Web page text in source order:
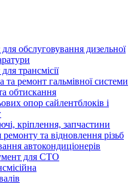
обслуговування дизельної
трансмісії
та ремонт гальмівної системи
обтискання
опор сайлентблоків і
кріплення, запчастини
та відновлення різьб
автокондиціонерів
для СТО